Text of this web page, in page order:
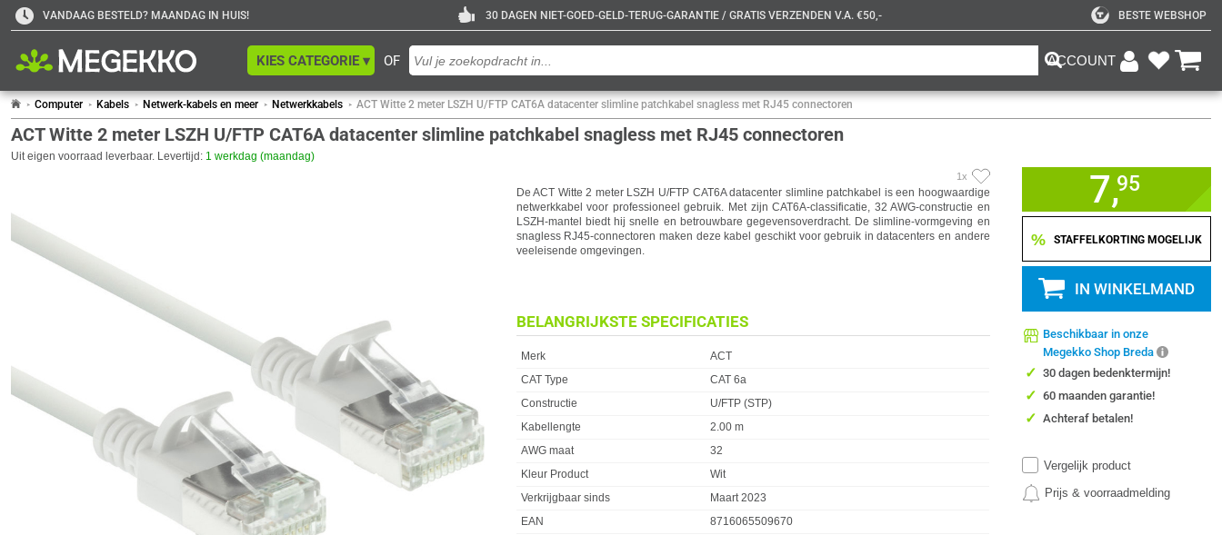
VANDAAG BESTELD? MAANDAG IN HUIS! 30 DAGEN NIET-GOED-GELD-TERUG-GARANTIE / GRATIS VERZENDEN V.A. €50,- BESTE WEBSHOP
OF
KIES CATEGORIE ▾ ACCOUNT
Computer Kabels Netwerk-kabels en meer Netwerkkabels ACT Witte 2 meter LSZH U/FTP CAT6A datacenter slimline patchkabel snagless met RJ45 connectoren
ACT Witte 2 meter LSZH U/FTP CAT6A datacenter slimline patchkabel snagless met RJ45 connectoren
Uit eigen voorraad leverbaar. Levertijd: 1 werkdag (maandag)
1x
De ACT Witte 2 meter LSZH U/FTP CAT6A datacenter slimline patchkabel is een hoogwaardige
netwerkkabel voor professioneel gebruik. Met zijn CAT6A-classificatie, 32 AWG-constructie en
LSZH-mantel biedt hij snelle en betrouwbare gegevensoverdracht. De slimline-vormgeving en
snagless RJ45-connectoren maken deze kabel geschikt voor gebruik in datacenters en andere
veeleisende omgevingen.
BELANGRIJKSTE SPECIFICATIES
Eigenschap
Merk
ACT
CAT Type
CAT 6a
Constructie
U/FTP (STP)
Kabellengte
2.00 m
AWG maat
32
Kleur Product
Wit
Verkrijgbaar sinds
Maart 2023
EAN
8716065509670
7,95
% STAFFELKORTING MOGELIJK
IN WINKELMAND
Beschikbaar in onze
Megekko Shop Breda
✓ 30 dagen bedenktermijn!
✓ 60 maanden garantie!
✓ Achteraf betalen!
Vergelijk product
Prijs & voorraadmelding